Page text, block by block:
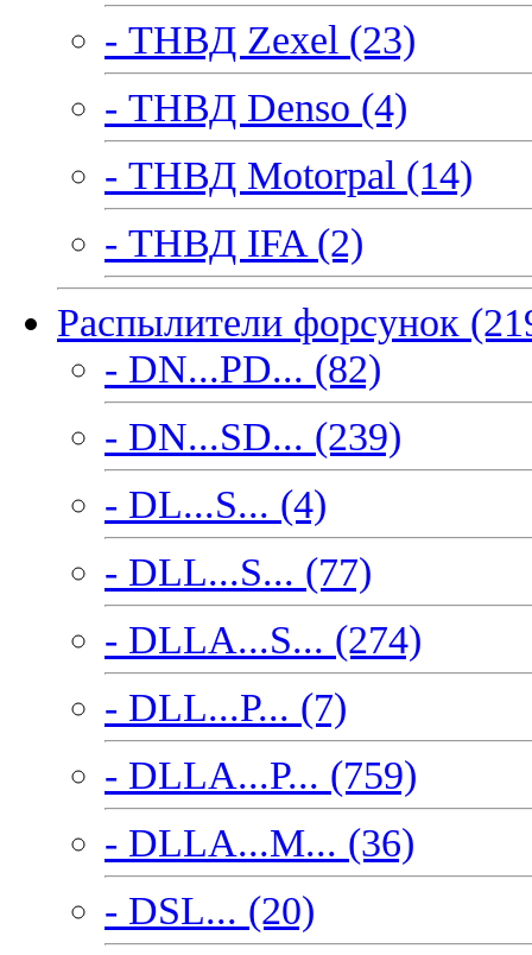
- ТНВД Zexel (23)
- ТНВД Denso (4)
- ТНВД Motorpal (14)
- ТНВД IFA (2)
Распылители форсунок
- DN...PD... (82)
- DN...SD... (239)
- DL...S... (4)
- DLL...S... (77)
- DLLA...S... (274)
- DLL...P... (7)
- DLLA...P... (759)
- DLLA...M... (36)
- DSL... (20)